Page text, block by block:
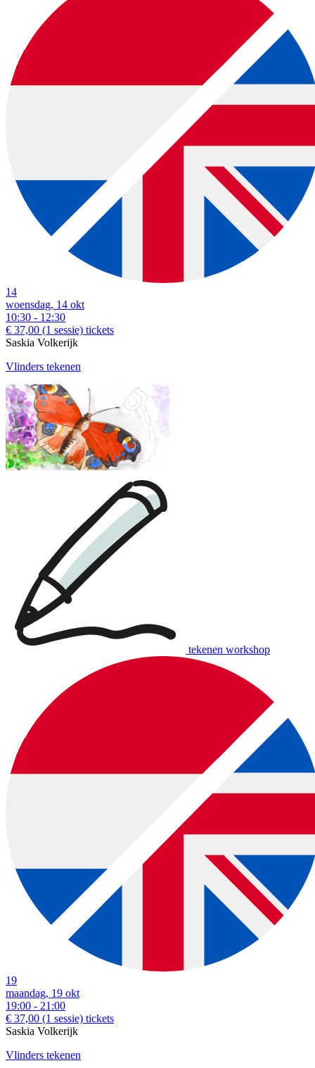
14
woensdag, 14 okt
10:30 - 12:30
€ 37,00 (1 sessie) tickets
Saskia Volkerijk
Vlinders tekenen
tekenen workshop
19
maandag, 19 okt
19:00 - 21:00
€ 37,00 (1 sessie) tickets
Saskia Volkerijk
Vlinders tekenen